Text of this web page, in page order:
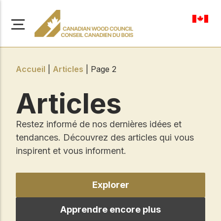
Parcourir les
ressources
solutions et d'aide
professionnelle pour
soutenir chaque étape
de vos projets de
À propos de nous
Apprenez-en davantage
sur notre mission visant à
promouvoir la
Accueil Articles Page 2
Articles
Restez informé de nos dernières idées et
tendances. Découvrez des articles qui vous
inspirent et vous informent.
Explorer
Apprendre encore plus